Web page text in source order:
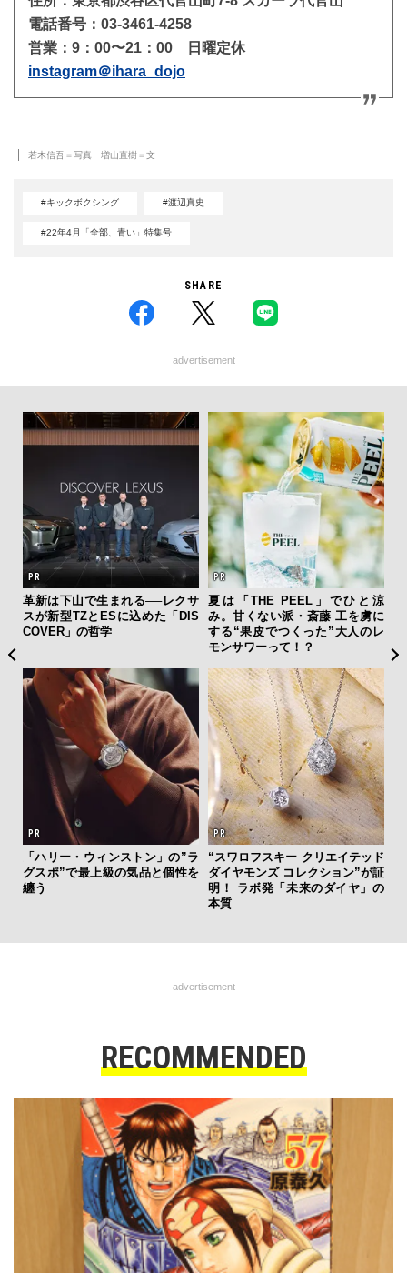
電話番号：03-3461-4258
営業：9：00〜21：00 日曜定休
instagram＠ihara_dojo
若木信吾＝写真 増山直樹＝文
#キックボクシング #渡辺真史
#22年4月「全部、青い」特集号
SHARE
advertisement
革新は下山で生まれる──レクサ
スが新型TZとESに込めた「DIS
COVER」の哲学
夏は「THE PEEL」でひと涼
み。甘くない派・斎藤 工を虜に
する“果皮でつくった”大人のレ
モンサワーって！？
「ハリー・ウィンストン」の”ラ
グスポ”で最上級の気品と個性を
纏う
“スワロフスキー クリエイテッド
ダイヤモンズ コレクション”が証
明！ ラボ発「未来のダイヤ」の
本質
4
advertisement
RECOMMENDED